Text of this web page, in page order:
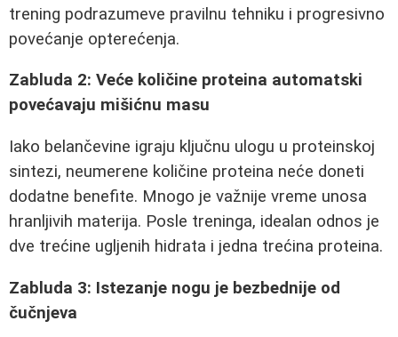
trening podrazumeve pravilnu tehniku i progresivno
povećanje opterećenja.
Zabluda 2: Veće količine proteina automatski
povećavaju mišićnu masu
Iako belančevine igraju ključnu ulogu u proteinskoj
sintezi, neumerene količine proteina neće doneti
dodatne benefite. Mnogo je važnije vreme unosa
hranljivih materija. Posle treninga, idealan odnos je
dve trećine ugljenih hidrata i jedna trećina proteina.
Zabluda 3: Istezanje nogu je bezbednije od
čučnjeva